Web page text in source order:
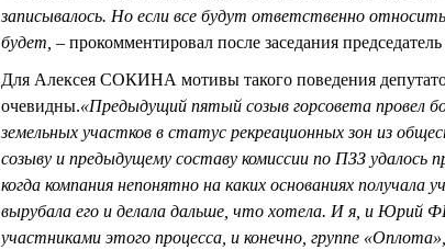
записывалось. Но если все будут ответственно
будет, – прокомментировал после заседания
Для Алексея СОКИНА мотивы такого поведения
очевидны.«Предыдущий пятый созыв горсовета провел
земельных участков в статус рекреационных зон из
созыву и предыдущему составу комиссии по ПЗЗ удалось
когда компания непонятно на каких основаниях получала
вырубала его и делала дальше, что хотела. И я, и
участниками этого процесса, и конечно, группе